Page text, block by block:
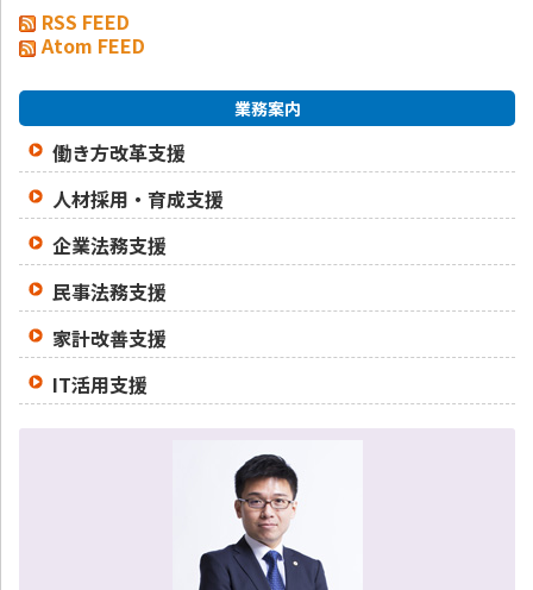
RSS FEED
Atom FEED
業務案内
働き方改革支援
人材採用・育成支援
企業法務支援
民事法務支援
家計改善支援
IT活用支援